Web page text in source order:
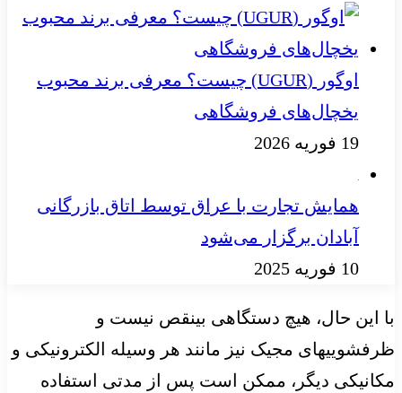
اوگور (UGUR) چیست؟ معرفی برند محبوب
یخچال‌های فروشگاهی
19 فوریه 2026
همایش تجارت با عراق توسط اتاق بازرگانی
آبادان برگزار می‌شود
10 فوریه 2025
با این حال، هیچ دستگاهی بینقص نیست و
ظرفشوییهای مجیک نیز مانند هر وسیله الکترونیکی و
مکانیکی دیگر، ممکن است پس از مدتی استفاده